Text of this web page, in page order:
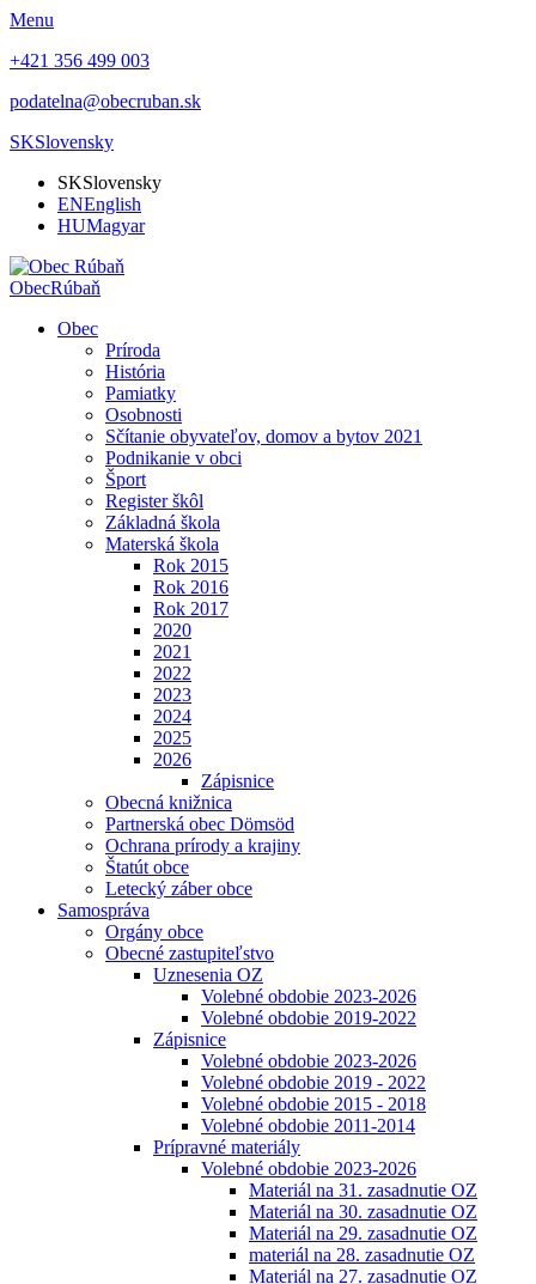
Menu
+421 356 499 003
podatelna@obecruban.sk
SKSlovensky
SKSlovensky
ENEnglish
HUMagyar
ObecRúbaň
Obec
Príroda
História
Pamiatky
Osobnosti
Sčítanie obyvateľov, domov a bytov 2021
Podnikanie v obci
Šport
Register škôl
Základná škola
Materská škola
Rok 2015
Rok 2016
Rok 2017
2020
2021
2022
2023
2024
2025
2026
Zápisnice
Obecná knižnica
Partnerská obec Dömsöd
Ochrana prírody a krajiny
Štatút obce
Letecký záber obce
Samospráva
Orgány obce
Obecné zastupiteľstvo
Uznesenia OZ
Volebné obdobie 2023-2026
Volebné obdobie 2019-2022
Zápisnice
Volebné obdobie 2023-2026
Volebné obdobie 2019 - 2022
Volebné obdobie 2015 - 2018
Volebné obdobie 2011-2014
Prípravné materiály
Volebné obdobie 2023-2026
Materiál na 31. zasadnutie OZ
Materiál na 30. zasadnutie OZ
Materiál na 29. zasadnutie OZ
materiál na 28. zasadnutie OZ
Materiál na 27. zasadnutie OZ